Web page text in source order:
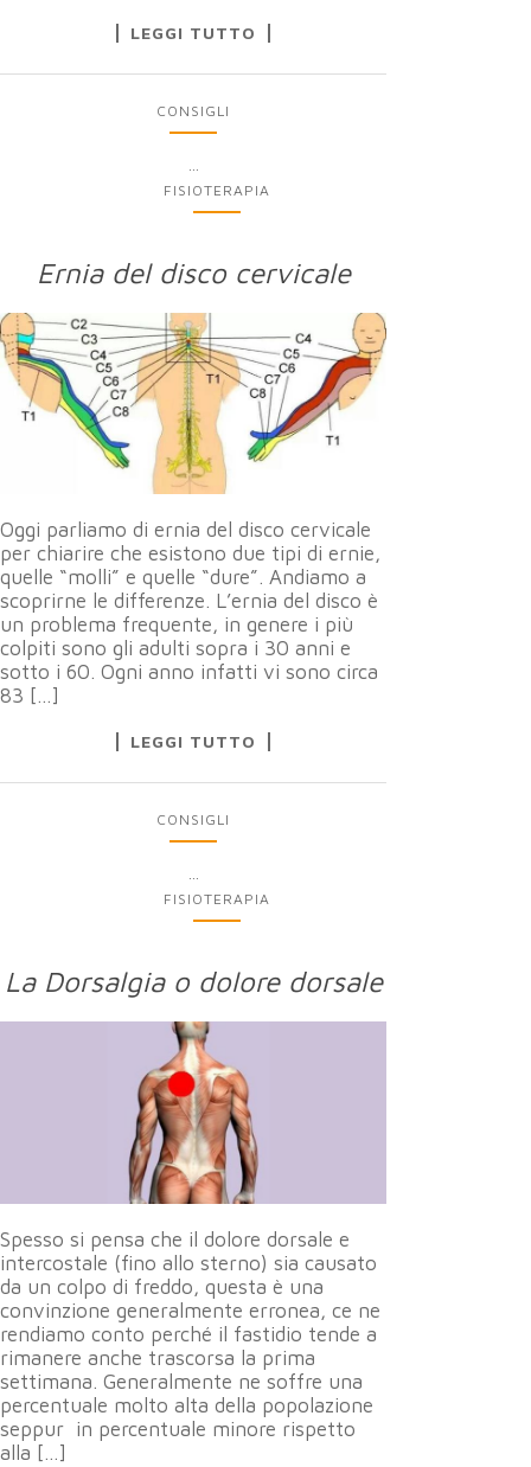
LEGGI TUTTO
CONSIGLI
FISIOTERAPIA
Ernia del disco cervicale
Oggi parliamo di ernia del disco cervicale
per chiarire che esistono due tipi di ernie,
quelle “molli” e quelle “dure”. Andiamo a
scoprirne le differenze. L’ernia del disco è
un problema frequente, in genere i più
colpiti sono gli adulti sopra i 30 anni e
sotto i 60. Ogni anno infatti vi sono circa
83 […]
LEGGI TUTTO
CONSIGLI
...
FISIOTERAPIA
La Dorsalgia o dolore dorsale
Spesso si pensa che il dolore dorsale e
intercostale (fino allo sterno) sia causato
da un colpo di freddo, questa è una
convinzione generalmente erronea, ce ne
rendiamo conto perché il fastidio tende a
rimanere anche trascorsa la prima
settimana. Generalmente ne soffre una
percentuale molto alta della popolazione
seppur in percentuale minore rispetto
alla […]